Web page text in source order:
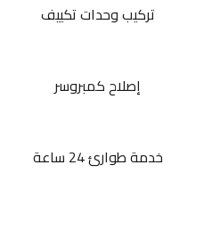
تركيب وحدات تكييف
إصلاح كمبروسر
خدمة طوارئ 24 ساعة